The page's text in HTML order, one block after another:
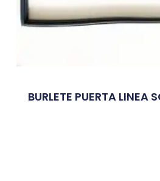
BURLETE PUERTA LINEA